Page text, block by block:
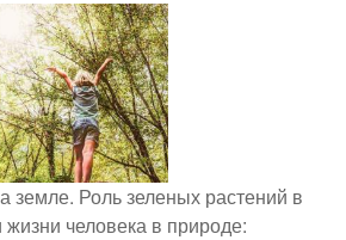
земле. Роль зеленых растений в
человека в природе: